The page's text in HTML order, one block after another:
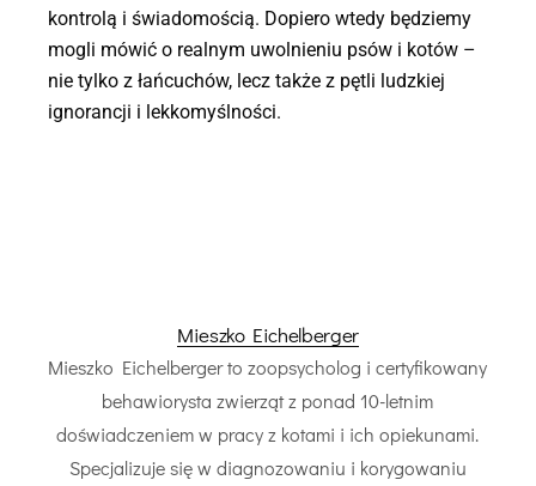
kontrolą i świadomością. Dopiero wtedy będziemy
mogli mówić o realnym uwolnieniu psów i kotów –
nie tylko z łańcuchów, lecz także z pętli ludzkiej
ignorancji i lekkomyślności.
Mieszko Eichelberger
Mieszko Eichelberger to zoopsycholog i certyfikowany
behawiorysta zwierząt z ponad 10-letnim
doświadczeniem w pracy z kotami i ich opiekunami.
Specjalizuje się w diagnozowaniu i korygowaniu